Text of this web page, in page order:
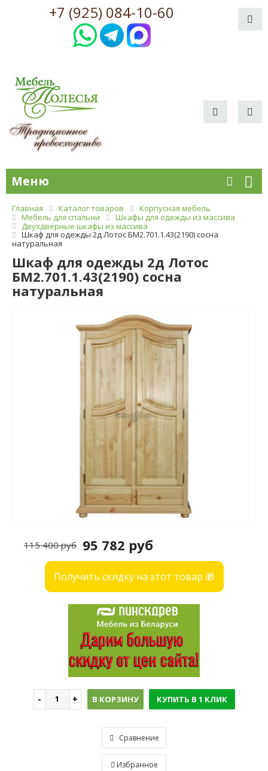
+7 (925) 084-10-60
Меню
Главная Каталог товаров
Корпусная мебель
Мебель для спальни
Шкафы для одежды из массива
Двухдверные шкафы из массива
Шкаф для одежды 2д Лотос БМ2.701.1.43(2190) сосна
натуральная
Шкаф для одежды 2д Лотос
БМ2.701.1.43(2190) сосна
натуральная
95 782 руб
115 400 руб
Получить скидку на этот товар 🎁
В КОРЗИНУ КУПИТЬ В 1 КЛИК
Сравнение
Избранное